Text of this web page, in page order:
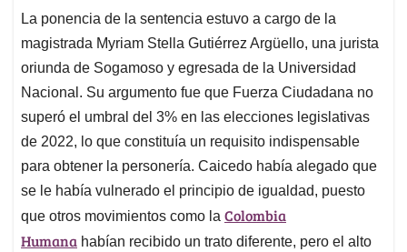
La ponencia de la sentencia estuvo a cargo de la
magistrada Myriam Stella Gutiérrez Argüello, una jurista
oriunda de Sogamoso y egresada de la Universidad
Nacional. Su argumento fue que Fuerza Ciudadana no
superó el umbral del 3% en las elecciones legislativas
de 2022, lo que constituía un requisito indispensable
para obtener la personería. Caicedo había alegado que
se le había vulnerado el principio de igualdad, puesto
que otros movimientos como la Colombia
Humana habían recibido un trato diferente, pero el alto